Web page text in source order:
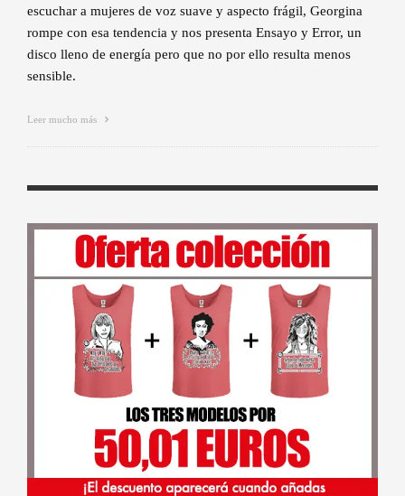
escuchar a mujeres de voz suave y aspecto frágil, Georgina
rompe con esa tendencia y nos presenta Ensayo y Error, un
disco lleno de energía pero que no por ello resulta menos
sensible.
Leer mucho más